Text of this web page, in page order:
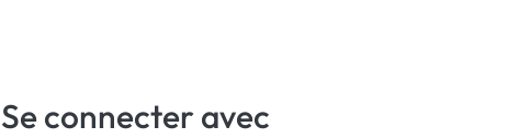
Se connecter avec